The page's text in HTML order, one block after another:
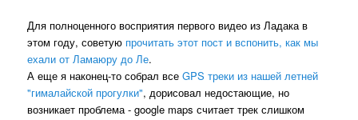
Для полноценного восприятия первого видео из Ладака в
этом году, советую прочитать этот пост и вспонить, как мы
ехали от Ламаюру до Ле.
А еще я наконец-то собрал всеGPS треки из нашей летней
"гималайской прогулки", дорисовал недостающие, но
возникает проблема - google maps считает трек слишком